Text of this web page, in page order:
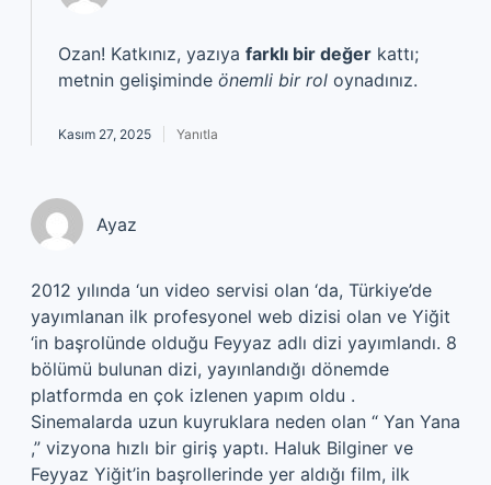
Ozan! Katkınız, yazıya farklı bir değer kattı;
metnin gelişiminde önemli bir rol oynadınız.
Kasım 27, 2025 Yanıtla
Ayaz
2012 yılında ‘un video servisi olan ‘da, Türkiye’de
yayımlanan ilk profesyonel web dizisi olan ve Yiğit
‘in başrolünde olduğu Feyyaz adlı dizi yayımlandı. 8
bölümü bulunan dizi, yayınlandığı dönemde
platformda en çok izlenen yapım oldu .
Sinemalarda uzun kuyruklara neden olan “ Yan Yana
,” vizyona hızlı bir giriş yaptı. Haluk Bilginer ve
Feyyaz Yiğit’in başrollerinde yer aldığı film, ilk